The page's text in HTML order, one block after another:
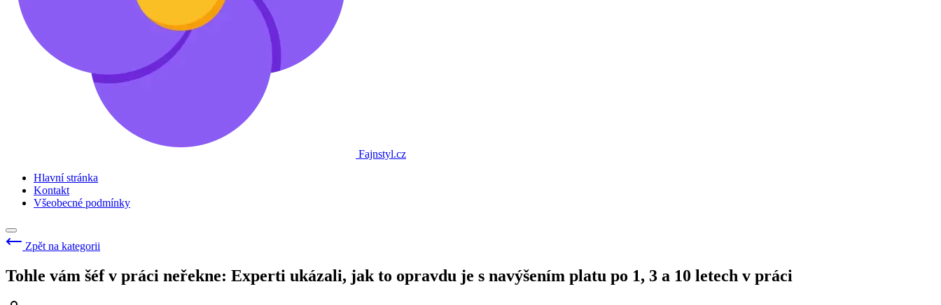
Fajnstyl.cz
Hlavní stránka
Kontakt
Všeobecné podmínky
Zpět na kategorii
Tohle vám šéf v práci neřekne: Experti ukázali, jak to opravdu je s navýšením platu po 1, 3 a 10 letech v práci